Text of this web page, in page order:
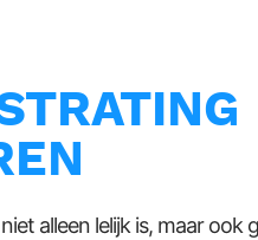
alleen lelijk is, maar ook